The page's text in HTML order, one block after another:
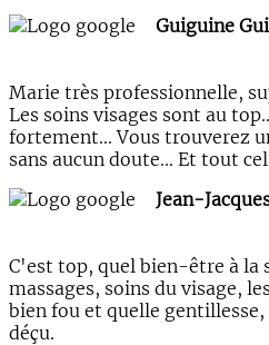
Guiguine
Marie très professionnelle,
Les soins visages sont au
fortement... Vous trouverez
sans aucun doute... Et tout
Jean-
C'est top, quel bien-être à la
massages, soins du visage,
bien fou et quelle gentillesse,
déçu.